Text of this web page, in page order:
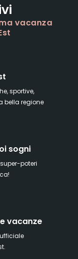
vacanza
sportive,
bella regione
sogni
poteri
vacanze